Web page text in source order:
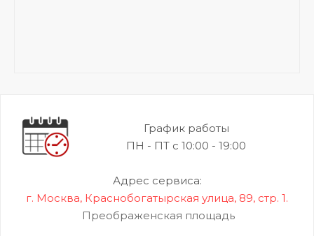
График работы
ПН - ПТ с 10:00 - 19:00
Адрес сервиса:
г. Москва, Краснобогатырская улица, 89, стр. 1.
Преображенская площадь